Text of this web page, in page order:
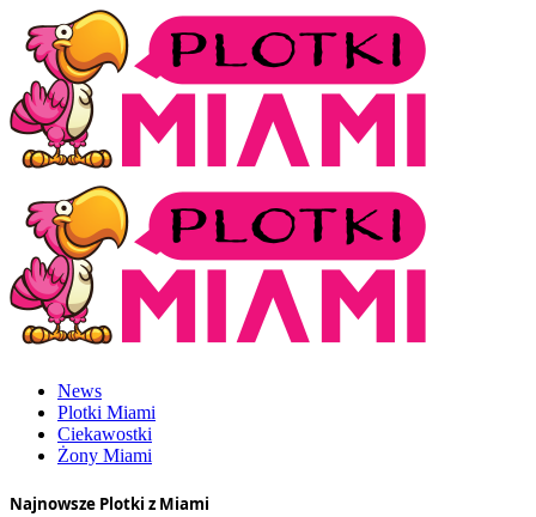
News
Plotki Miami
Ciekawostki
Żony Miami
Najnowsze Plotki z Miami